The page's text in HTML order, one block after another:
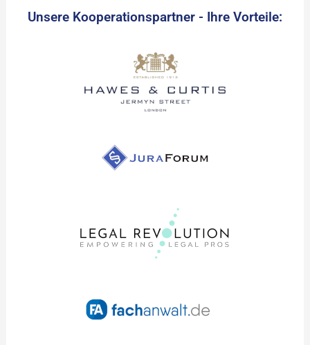
Unsere Kooperationspartner - Ihre Vorteile: